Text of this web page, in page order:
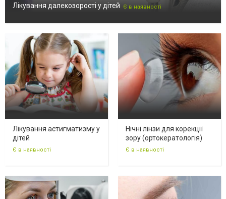
Лікування далекозорості у дітей Є в наявності
Лікування астигматизму у
дітей
Є в наявності
Нічні лінзи для корекції
зору (ортокератологія)
Є в наявності